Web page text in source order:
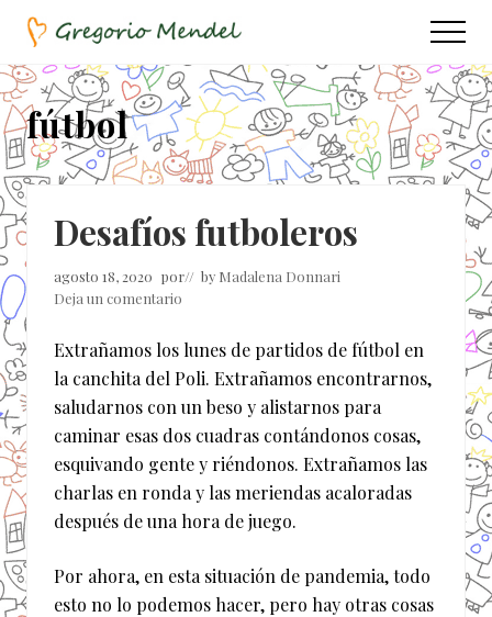
Menu
Saltar
contenido
principal
Saltar
la
barra
lateral
principal
Asociación
Civil
Menu
fútbol
Desafíos futboleros
agosto 18, 2020 por// by Madalena Donnari
Deja un comentario
Extrañamos los lunes de partidos de fútbol en
la canchita del Poli. Extrañamos encontrarnos,
saludarnos con un beso y alistarnos para
caminar esas dos cuadras contándonos cosas,
esquivando gente y riéndonos. Extrañamos las
charlas en ronda y las meriendas acaloradas
después de una hora de juego.
Por ahora, en esta situación de pandemia, todo
esto no lo podemos hacer, pero hay otras cosas